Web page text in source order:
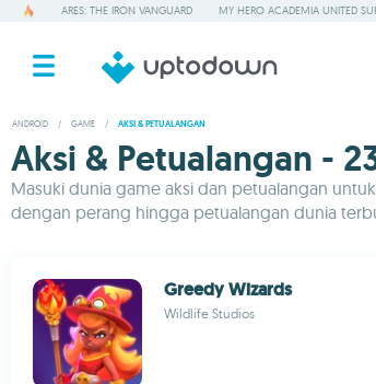
ARES: THE IRON VANGUARD MY HERO ACADEMIA UNITED
ANDROID / GAME / AKSI & PETUALANGAN
Aksi & Petualangan -
Masuki dunia game aksi dan petualangan
dengan perang hingga petualangan dunia
Greedy Wizards
Wildlife Studios